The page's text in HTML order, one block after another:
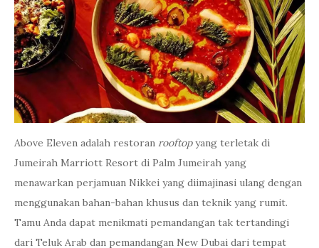
Above Eleven adalah restoran rooftopyang terletak di
Jumeirah Marriott Resort di Palm Jumeirah yang
menawarkan perjamuan Nikkei yang diimajinasi ulang dengan
menggunakan bahan-bahan khusus dan teknik yang rumit.
Tamu Anda dapat menikmati pemandangan tak tertandingi
dari Teluk Arab dan pemandangan New Dubai dari tempat